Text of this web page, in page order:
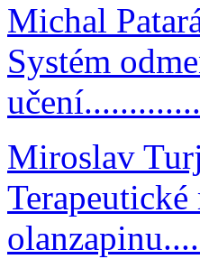
Michal
Systém
Miroslav